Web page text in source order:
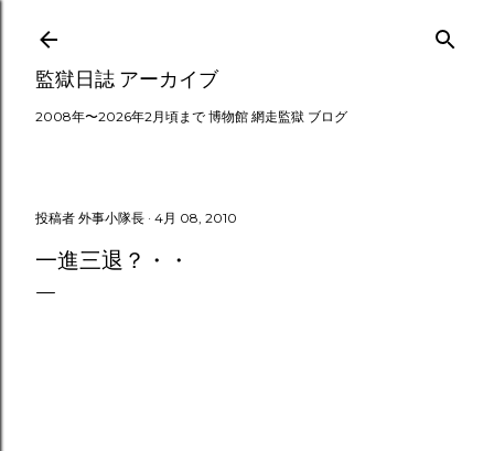
スキップしてメイン コンテンツに移動
監獄日誌 アーカイブ
2008年〜2026年2月頃まで 博物館 網走監獄 ブログ
投稿者 外事小隊長 4月 08, 2010
一進三退？・・